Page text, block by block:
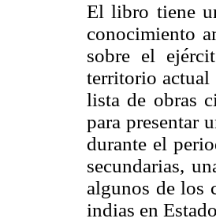
El libro tiene
conocimiento
sobre el
territorio actual
lista de obras
para presentar
durante el
secundarias,
algunos de los
indias en